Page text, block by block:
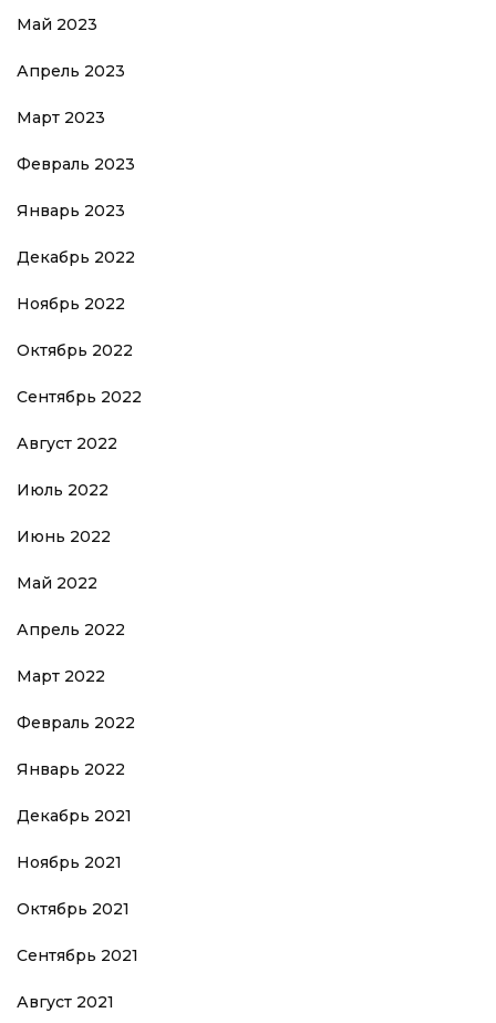
Май 2023
Апрель 2023
Март 2023
Февраль 2023
Январь 2023
Декабрь 2022
Ноябрь 2022
Октябрь 2022
Сентябрь 2022
Август 2022
Июль 2022
Июнь 2022
Май 2022
Апрель 2022
Март 2022
Февраль 2022
Январь 2022
Декабрь 2021
Ноябрь 2021
Октябрь 2021
Сентябрь 2021
Август 2021